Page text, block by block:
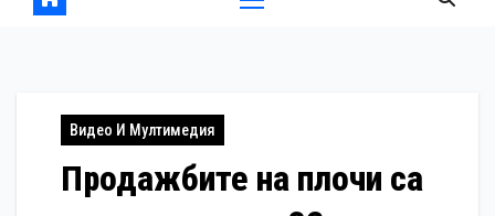
Видео И Мултимедия
Продажбите на плочи са